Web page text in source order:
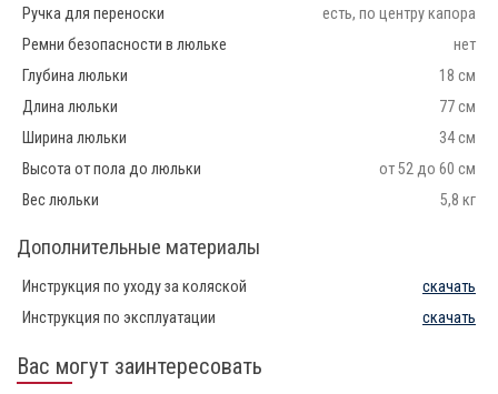
Ручка для переноски
есть, по центру капора
Ремни безопасности в люльке
нет
Глубина люльки
18 см
Длина люльки
77 см
Ширина люльки
34 см
Высота от пола до люльки
от 52 до 60 см
Вес люльки
5,8 кг
Дополнительные материалы
Инструкция по уходу за коляской
скачать
Инструкция по эксплуатации
скачать
Вас могут заинтересовать